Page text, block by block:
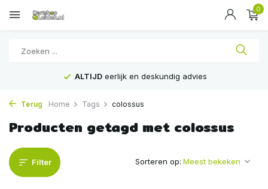
0
ALTIJD eerlijk en deskundig advies
Terug Home Tags colossus
Producten getagd met colossus
Filter Sorteren op: